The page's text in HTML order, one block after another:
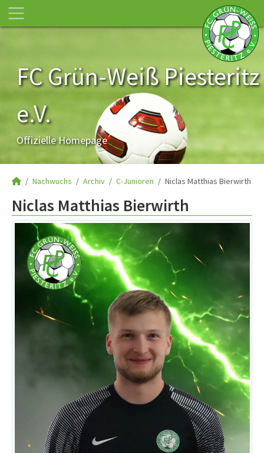
FC Grün-Weiß Piesteritz
e.V.
Offizielle Homepage
Nachwuchs Archiv C-Junioren Niclas Matthias Bierwirth
Niclas Matthias Bierwirth